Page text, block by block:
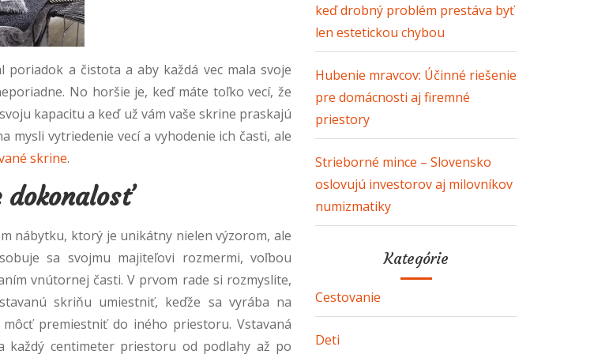
a čistota a aby každá vec mala svoje
No horšie je, keď máte toľko vecí, že
kapacitu a keď už vám vaše skrine praskajú
mysli vytriedenie vecí a vyhodenie ich časti, ale
skrine.
dokonalosť
nábytku, ktorý je unikátny nielen výzorom, ale
sa svojmu majiteľovi rozmermi, voľbou
vnútornej časti. V prvom rade si rozmyslite,
skriňu umiestniť, keďže sa vyrába na
premiestniť do iného priestoru. Vstavaná
každý centimeter priestoru od podlahy až po
keď drobný problém prestáva byť
len estetickou chybou
Hubenie mravcov: Účinné riešenie
pre domácnosti aj firemné
priestory
Strieborné mince – Slovensko
oslovujú investorov aj milovníkov
numizmatiky
Kategórie
Cestovanie
Deti